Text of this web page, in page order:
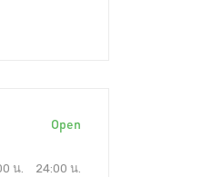
Open
น. 24:00 น.